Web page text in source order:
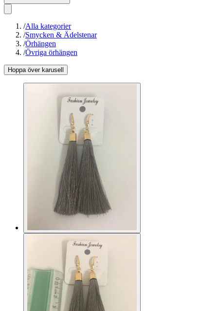
/Alla kategorier
/Smycken & Ädelstenar
/Örhängen
/Övriga örhängen
Hoppa över karusell